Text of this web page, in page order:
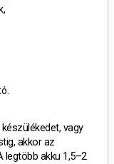
vagy
akkor az
legtöbb akku 1,5–2